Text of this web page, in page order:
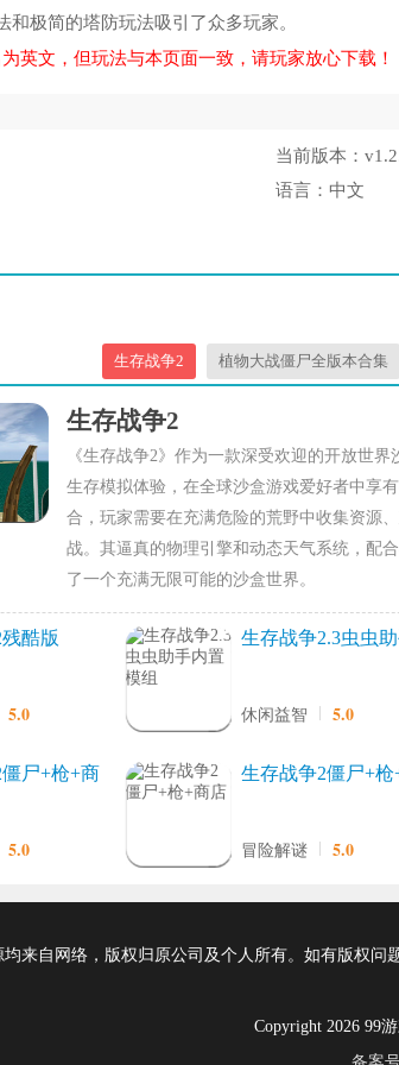
极简的塔防玩法吸引了众多玩家。
英文，但玩法与本页面一致，请玩家放心下载！
当前版本：
语言： 中文
生存战争2 植物大战僵尸全版本合集
生存战争2
《生存战争2》作为一款深受欢迎的开放世
生存模拟体验，在全球沙盒游戏爱好者中享
合，玩家需要在充满危险的荒野中收集资源
战。其逼真的物理引擎和动态天气系统，配
了一个充满无限可能的沙盒世界。
酷版
5.0
生存战争2.3虫虫
休闲益智 5.0
尸+枪+商
5.0
生存战争2僵尸+枪
冒险解谜 5.0
来自网络，版权归原公司及个人所有。如有版权问
Copyright 2026 99